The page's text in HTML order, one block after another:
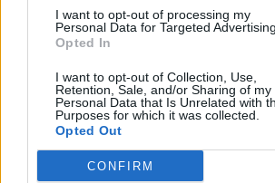
I want to opt-out of processing my
Personal Data for Targeted Advertising.
Opted In
I want to opt-out of Collection, Use,
Retention, Sale, and/or Sharing of my
Personal Data that Is Unrelated with
Purposes for which it was collected.
Opted Out
CONFIRM
ΠΕΡΙΦΕΡΕΙΕΣ
ΣΥΝΕΝΤΕΥΞΕΙΣ
ΑΠΟΨΕΙΣ
ΠΡΟΣΛΗΨΕΙΣ